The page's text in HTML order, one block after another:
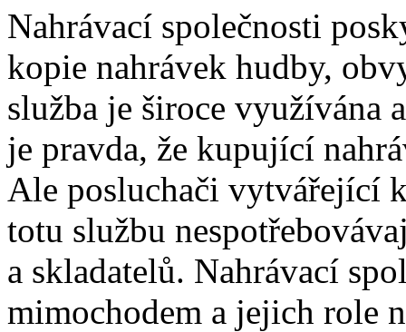
Nahrávací společnosti
kopie nahrávek hudby,
služba je široce využívána
je pravda, že kupující
Ale posluchači vytvářející
totu službu
a skladatelů. Nahrávací
mimochodem a jejich role